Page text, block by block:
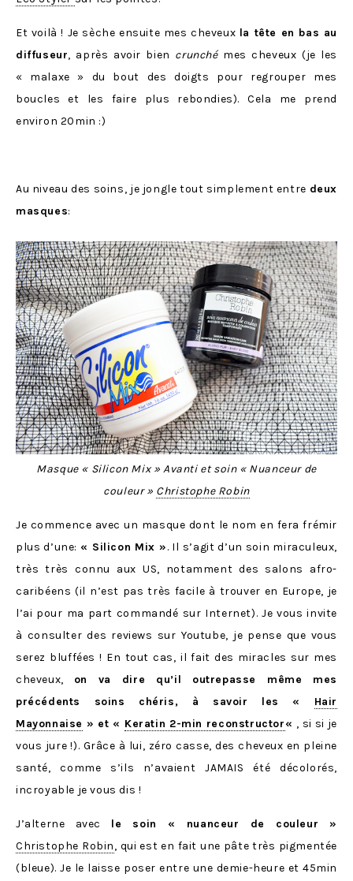
Et voilà ! Je sèche ensuite mes cheveux la tête en bas au
diffuseur, après avoir bien crunchémes cheveux (je les
« malaxe » du bout des doigts pour regrouper mes
boucles et les faire plus rebondies). Cela me prend
environ 20min :)
Au niveau des soins, je jongle tout simplement entre deux
masques:
Masque « Silicon Mix » Avanti et soin « Nuanceur de
couleur » Christophe Robin
Je commence avec un masque dont le nom en fera frémir
plus d’une:« Silicon Mix ». Il s’agit d’un soin miraculeux,
très très connu aux US, notamment des salons afro-
caribéens (il n’est pas très facile à trouver en Europe, je
l’ai pour ma part commandé sur Internet). Je vous invite
à consulter des reviews sur Youtube, je pense que vous
serez bluffées ! En tout cas, il fait des miracles sur mes
cheveux, on va dire qu’il outrepasse même mes
précédents soins chéris, à savoir les « Hair
Mayonnaise » et « Keratin 2-min reconstructor« , si si je
vous jure !). Grâce à lui, zéro casse, des cheveux en pleine
santé, comme s’ils n’avaient JAMAIS été décolorés,
incroyable je vous dis !
J’alterne avec le soin « nuanceur de couleur »
Christophe Robin, qui est en fait une pâte très pigmentée
(bleue). Je le laisse poser entre une demie-heure et 45min